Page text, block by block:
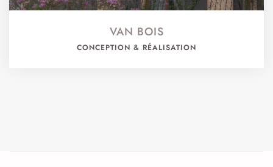
VAN BOIS
CONCEPTION & RÉALISATION